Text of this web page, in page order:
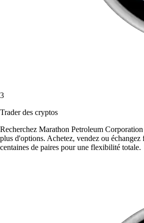
3
Trader des cryptos
Recherchez Marathon Petroleum
plus d'options. Achetez, vendez ou échangez
centaines de paires pour une flexibilité totale.